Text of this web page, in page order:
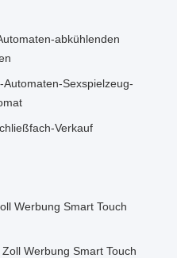
abkühlenden
Sexspielzeug-
Verkauf
Werbung Smart Touch
Werbung Smart Touch